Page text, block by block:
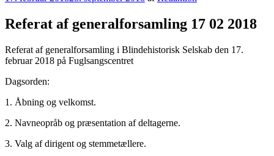
Referat af generalforsamling 17 02 2018
Referat af generalforsamling i Blindehistorisk Selskab den 17.
februar 2018 på Fuglsangscentret
Dagsorden:
1. Åbning og velkomst.
2. Navneopråb og præsentation af deltagerne.
3. Valg af dirigent og stemmetællere.